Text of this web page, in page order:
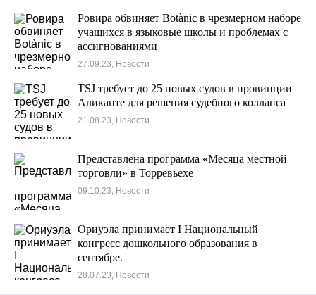
Ровира обвиняет Botànic в чрезмерном наборе
учащихся в языковые школы и проблемах с
ассигнованиями
27.09.23, Новости
TSJ требует до 25 новых судов в провинции
Аликанте для решения судебного коллапса
21.08.23, Новости
Представлена ​​программа «Месяца местной
торговли» в Торревьехе
09.10.23, Новости
Ориуэла принимает I Национальный
конгресс дошкольного образования в
сентябре.
28.07.23, Новости